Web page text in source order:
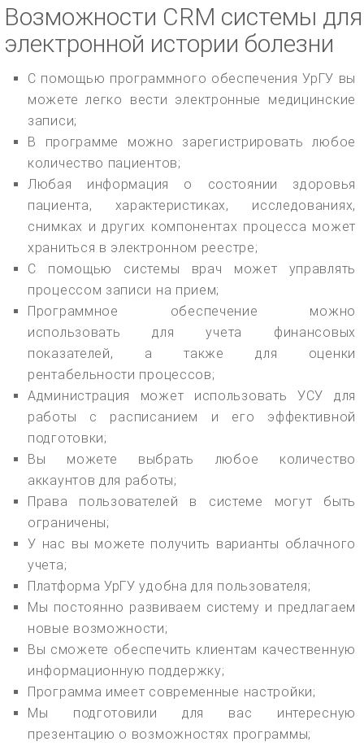
Возможности CRM системы для
электронной истории болезни
С помощью программного обеспечения УрГУ вы
можете легко вести электронные медицинские
записи;
В программе можно зарегистрировать любое
количество пациентов;
Любая информация о состоянии здоровья
пациента, характеристиках, исследованиях,
снимках и других компонентах процесса может
храниться в электронном реестре;
С помощью системы врач может управлять
процессом записи на прием;
Программное обеспечение можно
использовать для учета финансовых
показателей, а также для оценки
рентабельности процессов;
Администрация может использовать УСУ для
работы с расписанием и его эффективной
подготовки;
Вы можете выбрать любое количество
аккаунтов для работы;
Права пользователей в системе могут быть
ограничены;
У нас вы можете получить варианты облачного
учета;
Платформа УрГУ удобна для пользователя;
Мы постоянно развиваем систему и предлагаем
новые возможности;
Вы сможете обеспечить клиентам качественную
информационную поддержку;
Программа имеет современные настройки;
Мы подготовили для вас интересную
презентацию о возможностях программы;